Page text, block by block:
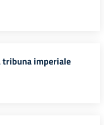
tribuna imperiale